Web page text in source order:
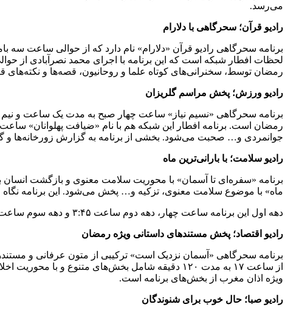
می‌رسد.
رادیو قرآن؛ سحرگاهی با دلارام
برنامه سحرگاهی رادیو قرآن «دلارام» نام دارد که از حوالی ساعت
رمضان توسط، سخنرانی‌های کوتاه علما و روحانیون، قصه‌ها و
رادیو ورزش؛ پخش مراسم گلریزان
برنامه سحرگاهی «نسیم نیاز» ساعت چهار صبح به مدت یک ساعت و نیم
جوانمردی و… صحبت می‌شود. بخشی از برنامه به گزارش زورخانه‌ها و
رادیو سلامت؛ با بارانی‌ترین ماه
ماه‌» با موضوع سلامت معنوی، تزکیه و… پخش می‌شود. این برنامه نگاه
دهه اول این برنامه ساعت چهار، دهه دوم ساعت ۳:۴۵ و دهه سوم ساعت ۳:۳۰ روی آنتن می‌رود.
رادیو اقتصاد؛ پخش مستندهای داستانی ویژه رمضان
برنامه سحرگاهی «آسمان نزدیک است» ترکیبی از متون عرفانی و
از ساعت ۱۷ به مدت ۱۲۰ دقیقه شامل بخش‌های
ویژه اذان مغرب از بخش‌های برنامه است.
رادیو صبا؛ حال خوب برای شنوندگان